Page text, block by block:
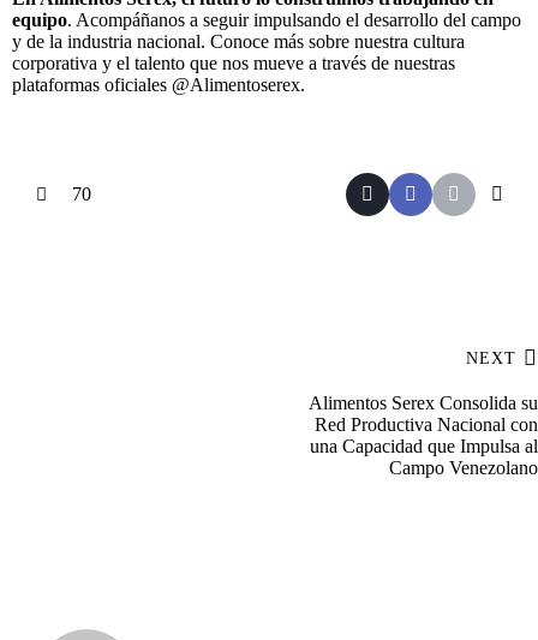
equipo. Acompáñanos a seguir impulsando el desarrollo del campo
y de la industria nacional. Conoce más sobre nuestra cultura
corporativa y el talento que nos mueve a través de nuestras
plataformas oficiales @Alimentoserex.
70
NEXT
Alimentos Serex Consolida su
Red Productiva Nacional con
una Capacidad que Impulsa al
Campo Venezolano